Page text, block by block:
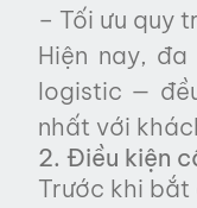
– Tối ưu quy
Hiện nay,
logistic —
nhất với
2. Điều kiện
Trước khi bắt